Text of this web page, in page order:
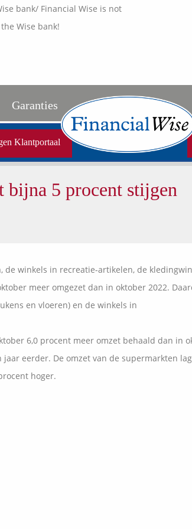
bank/ Financial Wise is not
Wise bank!
Garanties
Uw garanties
Vergelijkingskaarten
Samenwerkende partners
Expats services
Onderhoudsabonnementen
Klantportaal
bijna 5 procent stijgen
winkels in recreatie-artikelen, de
meer omgezet dan in oktober 2022.
en vloeren) en de winkels in
6,0 procent meer omzet behaald dan in
eerder. De omzet van de supermarkten
hoger.